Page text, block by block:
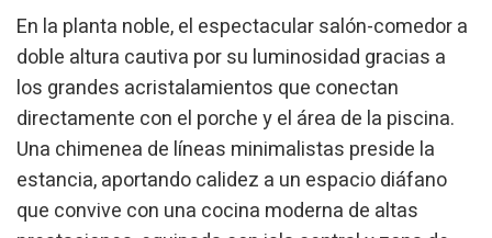
En la planta noble, el espectacular salón-comedor a
doble altura cautiva por su luminosidad gracias a
los grandes acristalamientos que conectan
directamente con el porche y el área de la piscina.
Una chimenea de líneas minimalistas preside la
estancia, aportando calidez a un espacio diáfano
que convive con una cocina moderna de altas